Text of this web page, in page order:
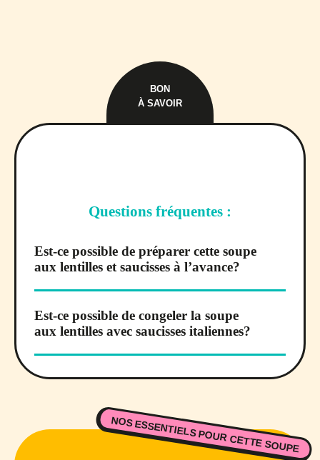
BON
À SAVOIR
Questions fréquentes :
Est-ce possible de préparer cette soupe
aux lentilles et saucisses à l’avance?
Est-ce possible de congeler la soupe
aux lentilles avec saucisses italiennes?
NOS ESSENTIELS POUR CETTE SOUPE